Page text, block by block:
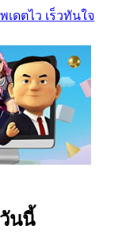
เดตไว เร็วทันใจ
นนี้